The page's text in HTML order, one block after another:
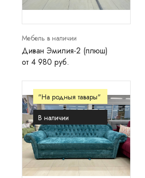
Мебель в наличии
Диван Эмилия-2 (плюш)
от 4 980 руб.
"На родныя тавары"
В наличии